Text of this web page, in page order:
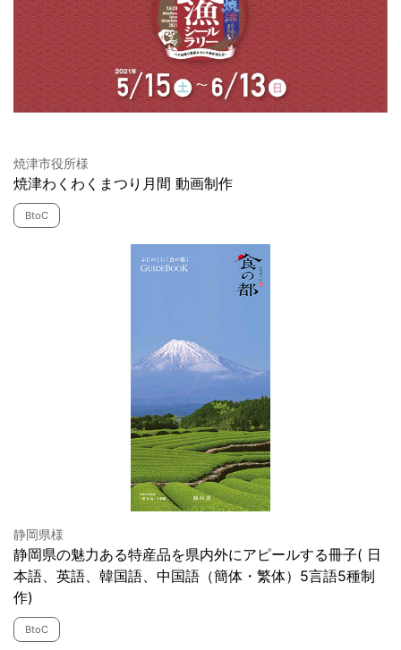
焼津市役所様
焼津わくわくまつり月間 動画制作
BtoC
静岡県様
静岡県の魅力ある特産品を県内外にアピールする冊子( 日
本語、英語、韓国語、中国語（簡体・繁体）5言語5種制
作)
BtoC